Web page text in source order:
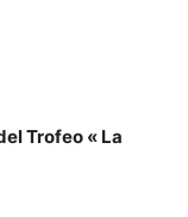
Trofeo « La